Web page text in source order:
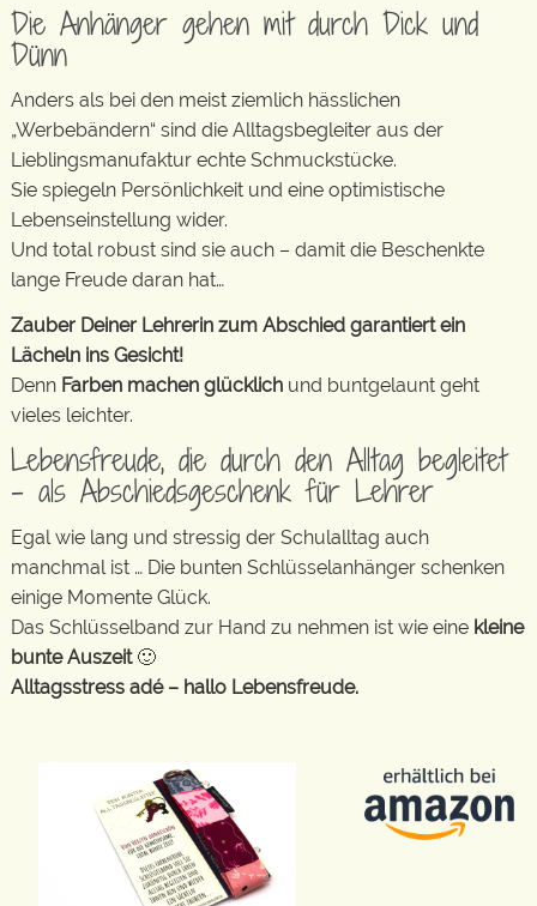
Die Anhänger gehen mit durch Dick und
Dünn
Anders als bei den meist ziemlich hässlichen
„Werbebändern“ sind die Alltagsbegleiter aus der
Lieblingsmanufaktur echte Schmuckstücke.
Sie spiegeln Persönlichkeit und eine optimistische
Lebenseinstellung wider.
Und total robust sind sie auch – damit die Beschenkte
lange Freude daran hat…
Zauber Deiner Lehrerin zum Abschied garantiert ein
Lächeln ins Gesicht!
Denn Farben machen glücklich und buntgelaunt geht
vieles leichter.
Lebensfreude, die durch den Alltag begleitet
– als Abschiedsgeschenk für Lehrer
Egal wie lang und stressig der Schulalltag auch
manchmal ist … Die bunten Schlüsselanhänger schenken
einige Momente Glück.
Das Schlüsselband zur Hand zu nehmen ist wie eine kleine
bunte Auszeit🙂
Alltagsstress adé – hallo Lebensfreude.